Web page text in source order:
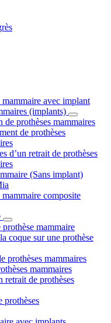
avec implant
(implants)
de prothèses mammaires
de prothèses
d’un retrait de prothèses
(Sans implant)
composite
prothèse mammaire
coque sur une prothèse
prothèses mammaires
mammaires
retrait de prothèses
prothèses